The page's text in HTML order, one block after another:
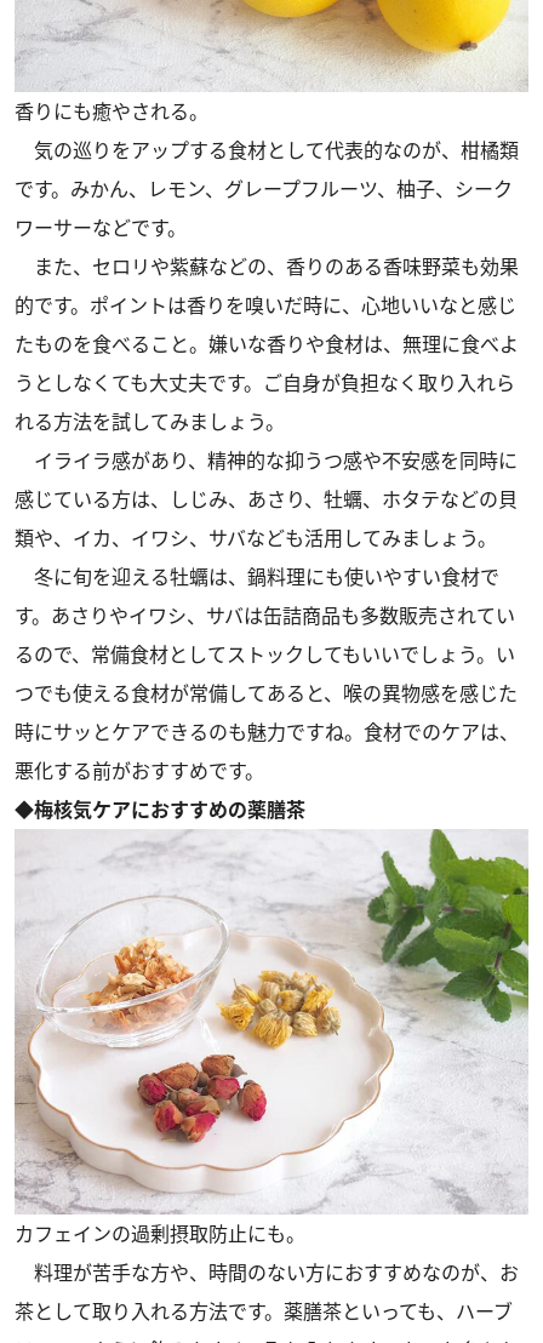
香りにも癒やされる。
気の巡りをアップする食材として代表的なのが、柑橘類
です。みかん、レモン、グレープフルーツ、柚子、シーク
ワーサーなどです。
また、セロリや紫蘇などの、香りのある香味野菜も効果
的です。ポイントは香りを嗅いだ時に、心地いいなと感じ
たものを食べること。嫌いな香りや食材は、無理に食べよ
うとしなくても大丈夫です。ご自身が負担なく取り入れら
れる方法を試してみましょう。
イライラ感があり、精神的な抑うつ感や不安感を同時に
感じている方は、しじみ、あさり、牡蠣、ホタテなどの貝
類や、イカ、イワシ、サバなども活用してみましょう。
冬に旬を迎える牡蠣は、鍋料理にも使いやすい食材で
す。あさりやイワシ、サバは缶詰商品も多数販売されてい
るので、常備食材としてストックしてもいいでしょう。い
つでも使える食材が常備してあると、喉の異物感を感じた
時にサッとケアできるのも魅力ですね。食材でのケアは、
悪化する前がおすすめです。
◆梅核気ケアにおすすめの薬膳茶
カフェインの過剰摂取防止にも。
料理が苦手な方や、時間のない方におすすめなのが、お
茶として取り入れる方法です。薬膳茶といっても、ハーブ